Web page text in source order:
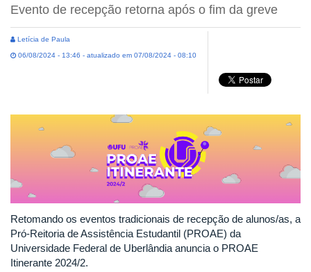
Evento de recepção retorna após o fim da greve
Letícia de Paula
06/08/2024 - 13:46 - atualizado em 07/08/2024 - 08:10
Retomando os eventos tradicionais de recepção de alunos/as, a
Pró-Reitoria de Assistência Estudantil (PROAE) da
Universidade Federal de Uberlândia anuncia o PROAE
Itinerante 2024/2.